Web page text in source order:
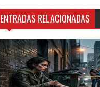
ENTRADAS RELACIONADAS